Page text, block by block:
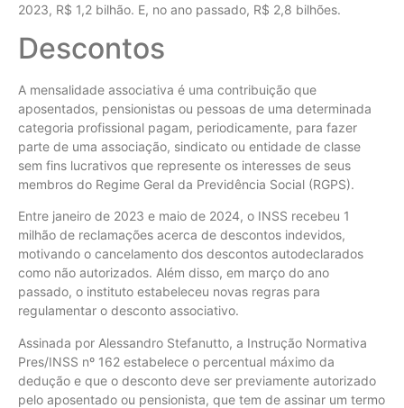
2023, R$ 1,2 bilhão. E, no ano passado, R$ 2,8 bilhões.
Descontos
A mensalidade associativa é uma contribuição que
aposentados, pensionistas ou pessoas de uma determinada
categoria profissional pagam, periodicamente, para fazer
parte de uma associação, sindicato ou entidade de classe
sem fins lucrativos que represente os interesses de seus
membros do Regime Geral da Previdência Social (RGPS).
Entre janeiro de 2023 e maio de 2024, o INSS recebeu 1
milhão de reclamações acerca de descontos indevidos,
motivando o cancelamento dos descontos autodeclarados
como não autorizados. Além disso, em março do ano
passado, o instituto estabeleceu novas regras para
regulamentar o desconto associativo.
Assinada por Alessandro Stefanutto, a Instrução Normativa
Pres/INSS nº 162 estabelece o percentual máximo da
dedução e que o desconto deve ser previamente autorizado
pelo aposentado ou pensionista, que tem de assinar um termo